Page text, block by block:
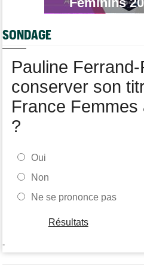
pour 1 an
Felix Gall remporte la 3e étape et
général
SONDAGE
Pauline
conserver son
France
?
Oui
Non
Ne se prononce pas
Résultats
-